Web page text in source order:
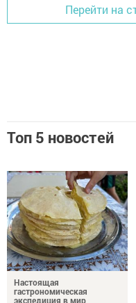
Перейти на
Топ 5 новостей
Настоящая
гастрономическая
экспедиция в мир